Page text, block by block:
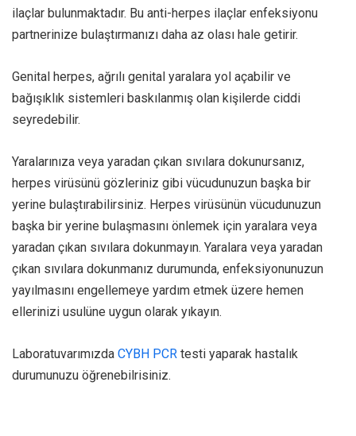
ilaçlar bulunmaktadır. Bu anti-herpes ilaçlar enfeksiyonu
partnerinize bulaştırmanızı daha az olası hale getirir.
Genital herpes, ağrılı genital yaralara yol açabilir ve
bağışıklık sistemleri baskılanmış olan kişilerde ciddi
seyredebilir.
Yaralarınıza veya yaradan çıkan sıvılara dokunursanız,
herpes virüsünü gözleriniz gibi vücudunuzun başka bir
yerine bulaştırabilirsiniz. Herpes virüsünün vücudunuzun
başka bir yerine bulaşmasını önlemek için yaralara veya
yaradan çıkan sıvılara dokunmayın. Yaralara veya yaradan
çıkan sıvılara dokunmanız durumunda, enfeksiyonunuzun
yayılmasını engellemeye yardım etmek üzere hemen
ellerinizi usulüne uygun olarak yıkayın.
Laboratuvarımızda CYBH PCR testi yaparak hastalık
durumunuzu öğrenebilrisiniz.